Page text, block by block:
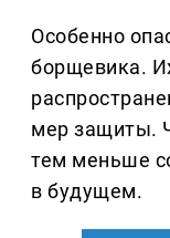
Особенно
борщевика.
мер защиты.
тем меньше
в будущем.